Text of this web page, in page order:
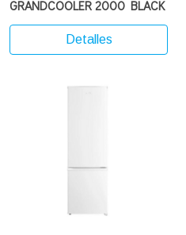
GRANDCOOLER 2000 BLACK
Detalles